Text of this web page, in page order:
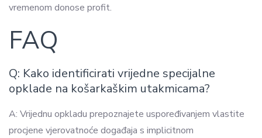
vremenom donose profit.
FAQ
Q: Kako identificirati vrijedne specijalne
opklade na košarkaškim utakmicama?
A: Vrijednu opkladu prepoznajete uspoređivanjem vlastite
procjene vjerovatnoće događaja s implicitnom